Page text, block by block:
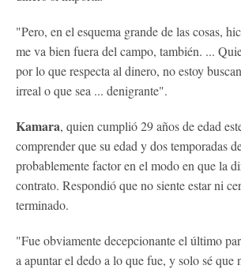
"Pero, en el esquema grande de las cosas,
me va bien fuera del campo, también. ...
por lo que respecta al dinero, no estoy
irreal o que sea ... denigrante".
Kamara, quien cumplió 29 años de edad
comprender que su edad y dos temporadas
probablemente factor en el modo en que la
contrato. Respondió que no siente estar ni
terminado.
"Fue obviamente decepcionante el último
a apuntar el dedo a lo que fue, y solo sé que